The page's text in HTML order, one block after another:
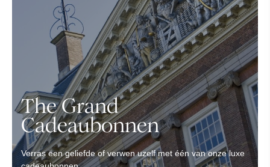
The Grand
Cadeaubonnen
Verras een geliefde of verwen uzelf met één van onze luxe